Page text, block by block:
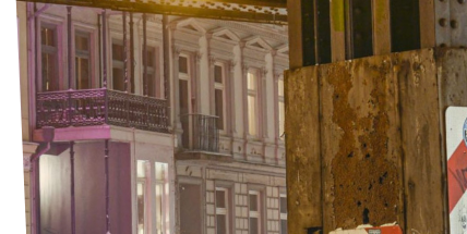
Hamburger Fraktionen
Wahlprüfsteine
Jetzt mitmachen!